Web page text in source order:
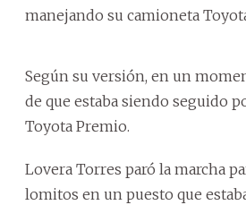
manejando su camioneta
Según su versión, en un
de que estaba siendo seguido
Toyota Premio.
Lovera Torres paró la marcha
lomitos en un puesto que